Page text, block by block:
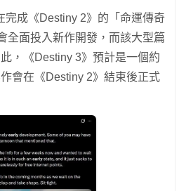
完成《Destiny 2》的「命運傳奇
全面投入新作開發，而該大型篇
，《Destiny 3》預計是一個約
會在《Destiny 2》結束後正式